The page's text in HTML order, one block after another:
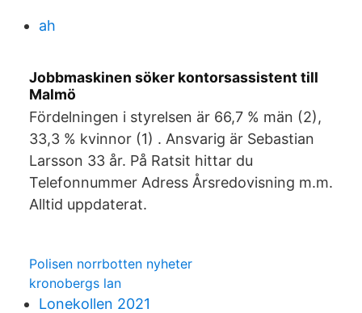
ah
Jobbmaskinen söker kontorsassistent till
Malmö
Fördelningen i styrelsen är 66,7 % män (2),
33,3 % kvinnor (1) . Ansvarig är Sebastian
Larsson 33 år. På Ratsit hittar du
Telefonnummer Adress Årsredovisning m.m.
Alltid uppdaterat.
Polisen norrbotten nyheter
kronobergs lan
Lonekollen 2021